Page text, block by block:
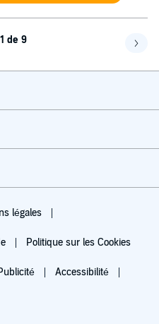
de 9
légales
Politique sur les Cookies
Accessibilité